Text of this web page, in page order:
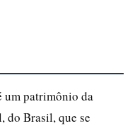
um patrimônio da
do Brasil, que se